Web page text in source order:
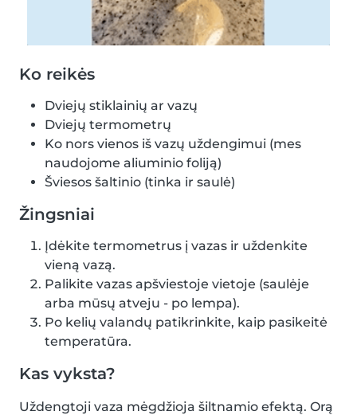
Ko reikės
Dviejų stiklainių ar vazų
Dviejų termometrų
Ko nors vienos iš vazų uždengimui (mes
naudojome aliuminio foliją)
Šviesos šaltinio (tinka ir saulė)
Žingsniai
Įdėkite termometrus į vazas ir uždenkite
vieną vazą.
Palikite vazas apšviestoje vietoje (saulėje
arba mūsų atveju - po lempa).
Po kelių valandų patikrinkite, kaip pasikeitė
temperatūra.
Kas vyksta?
Uždengtoji vaza mėgdžioja šiltnamio efektą. Orą